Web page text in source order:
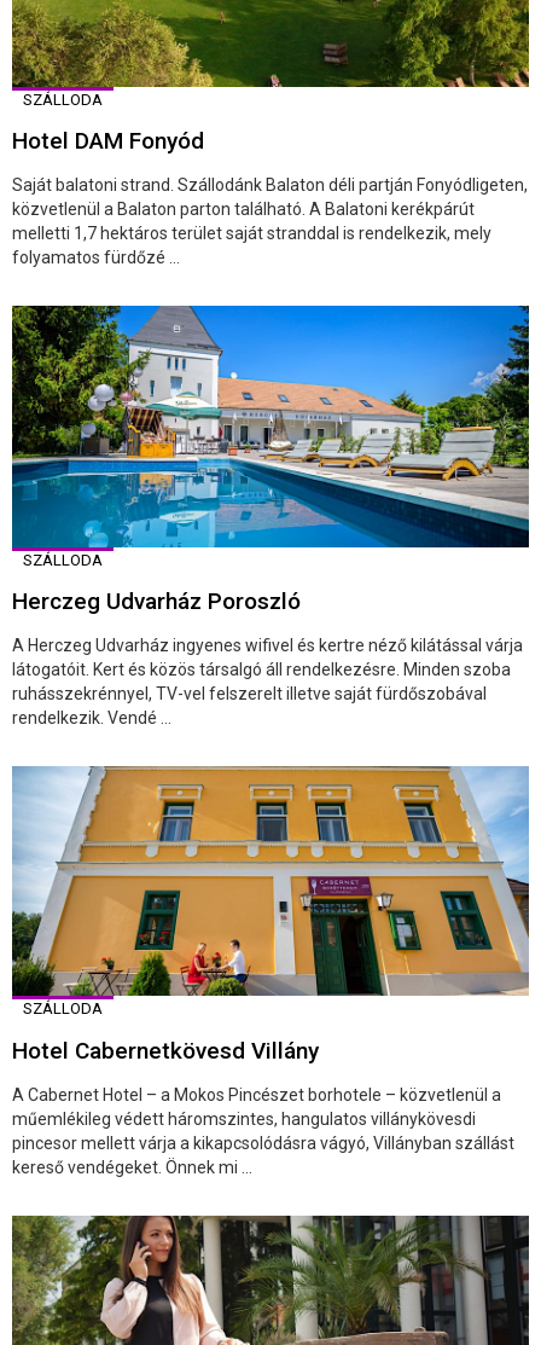
SZÁLLODA
Hotel DAM Fonyód
Saját balatoni strand. Szállodánk Balaton déli partján Fonyódligeten,
közvetlenül a Balaton parton található. A Balatoni kerékpárút
melletti 1,7 hektáros terület saját stranddal is rendelkezik, mely
folyamatos fürdőzé ...
SZÁLLODA
Herczeg Udvarház Poroszló
A Herczeg Udvarház ingyenes wifivel és kertre néző kilátással várja
látogatóit. Kert és közös társalgó áll rendelkezésre. Minden szoba
ruhásszekrénnyel, TV-vel felszerelt illetve saját fürdőszobával
rendelkezik. Vendé ...
SZÁLLODA
Hotel Cabernetkövesd Villány
A Cabernet Hotel – a Mokos Pincészet borhotele – közvetlenül a
műemlékileg védett háromszintes, hangulatos villánykövesdi
pincesor mellett várja a kikapcsolódásra vágyó, Villányban szállást
kereső vendégeket. Önnek mi ...